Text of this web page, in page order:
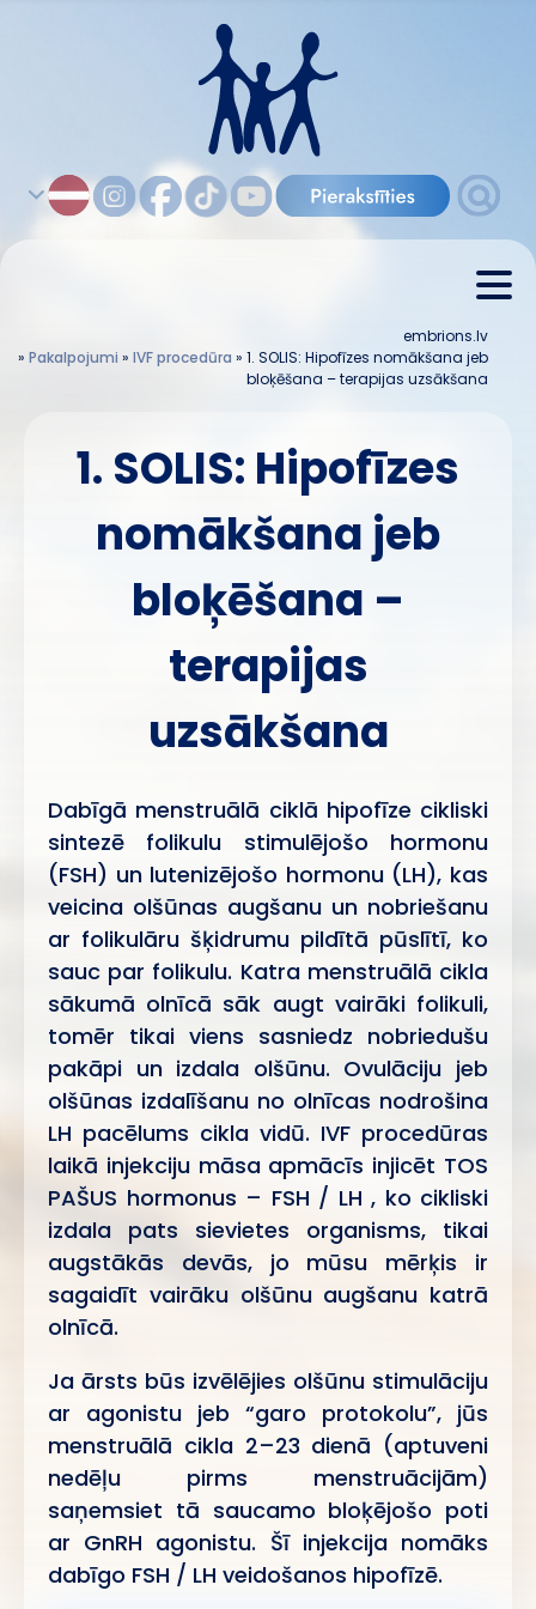
embrions.lv
» Pakalpojumi » IVF procedūra » 1. SOLIS: Hipofīzes nomākšana jeb
bloķēšana – terapijas uzsākšana
1. SOLIS: Hipofīzes
nomākšana jeb
bloķēšana –
terapijas
uzsākšana
Dabīgā menstruālā ciklā hipofīze cikliski
sintezē folikulu stimulējošo hormonu
(FSH) un lutenizējošo hormonu (LH), kas
veicina olšūnas augšanu un nobriešanu
ar folikulāru šķidrumu pildītā pūslītī, ko
sauc par folikulu. Katra menstruālā cikla
sākumā olnīcā sāk augt vairāki folikuli,
tomēr tikai viens sasniedz nobriedušu
pakāpi un izdala olšūnu. Ovulāciju jeb
olšūnas izdalīšanu no olnīcas nodrošina
LH pacēlums cikla vidū. IVF procedūras
laikā injekciju māsa apmācīs injicēt TOS
PAŠUS hormonus – FSH / LH , ko cikliski
izdala pats sievietes organisms, tikai
augstākās devās, jo mūsu mērķis ir
sagaidīt vairāku olšūnu augšanu katrā
olnīcā.
Ja ārsts būs izvēlējies olšūnu stimulāciju
ar agonistu jeb “garo protokolu”, jūs
menstruālā cikla 2–23 dienā (aptuveni
nedēļu pirms menstruācijām)
saņemsiet tā saucamo bloķējošo poti
ar GnRH agonistu. Šī injekcija nomāks
dabīgo FSH / LH veidošanos hipofīzē.